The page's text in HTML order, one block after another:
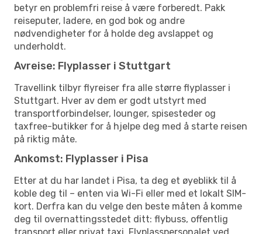
betyr en problemfri reise å være forberedt. Pakk
reiseputer, ladere, en god bok og andre
nødvendigheter for å holde deg avslappet og
underholdt.
Avreise: Flyplasser i Stuttgart
Travellink tilbyr flyreiser fra alle større flyplasser i
Stuttgart. Hver av dem er godt utstyrt med
transportforbindelser, lounger, spisesteder og
taxfree-butikker for å hjelpe deg med å starte reisen
på riktig måte.
Ankomst: Flyplasser i Pisa
Etter at du har landet i Pisa, ta deg et øyeblikk til å
koble deg til – enten via Wi-Fi eller med et lokalt SIM-
kort. Derfra kan du velge den beste måten å komme
deg til overnattingsstedet ditt: flybuss, offentlig